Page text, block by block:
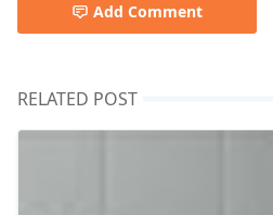
Add Comment
RELATED POST